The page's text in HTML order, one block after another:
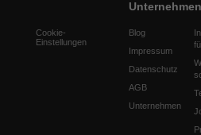
Cookie-
Einstellungen
Unternehmen
Blog
Impressum
Datenschutz
AGB
Unternehmen